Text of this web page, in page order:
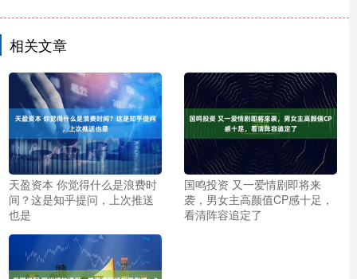
相关文章
天盈资本 你觉得什么是浪费时
间？这是知乎提问，上次推送
也是
国鸣投资 又一爱情剧即将来
袭，男女主高颜值CP感十足，
看清阵容追定了